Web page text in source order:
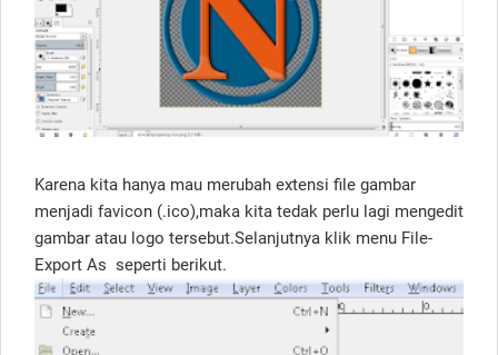
Karena kita hanya mau merubah extensi file gambar
menjadi favicon (.ico),maka kita tedak perlu lagi mengedit
gambar atau logo tersebut.Selanjutnya klik menu File-
Export As seperti berikut.